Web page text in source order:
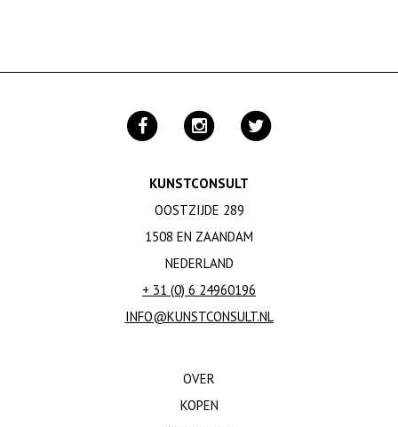
KUNSTCONSULT
OOSTZIJDE 289
1508 EN ZAANDAM
NEDERLAND
+ 31 (0) 6 24960196
INFO@KUNSTCONSULT.NL
OVER
KOPEN